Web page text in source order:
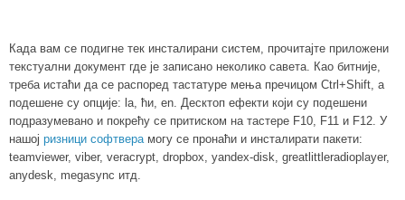
Када вам се подигне тек инсталирани систем, прочитајте приложени
текстуални документ где је записано неколико савета. Као битније,
треба истаћи да се распоред тастатуре мења пречицом Ctrl+Shift, а
подешене су опције: la, ћи, en. Десктоп ефекти који су подешени
подразумевано и покрећу се притиском на тастере F10, F11 и F12. У
нашој ризници софтвера могу се пронаћи и инсталирати пакети:
teamviewer, viber, veracrypt, dropbox, yandex-disk, greatlittleradioplayer,
anydesk, megasync итд.